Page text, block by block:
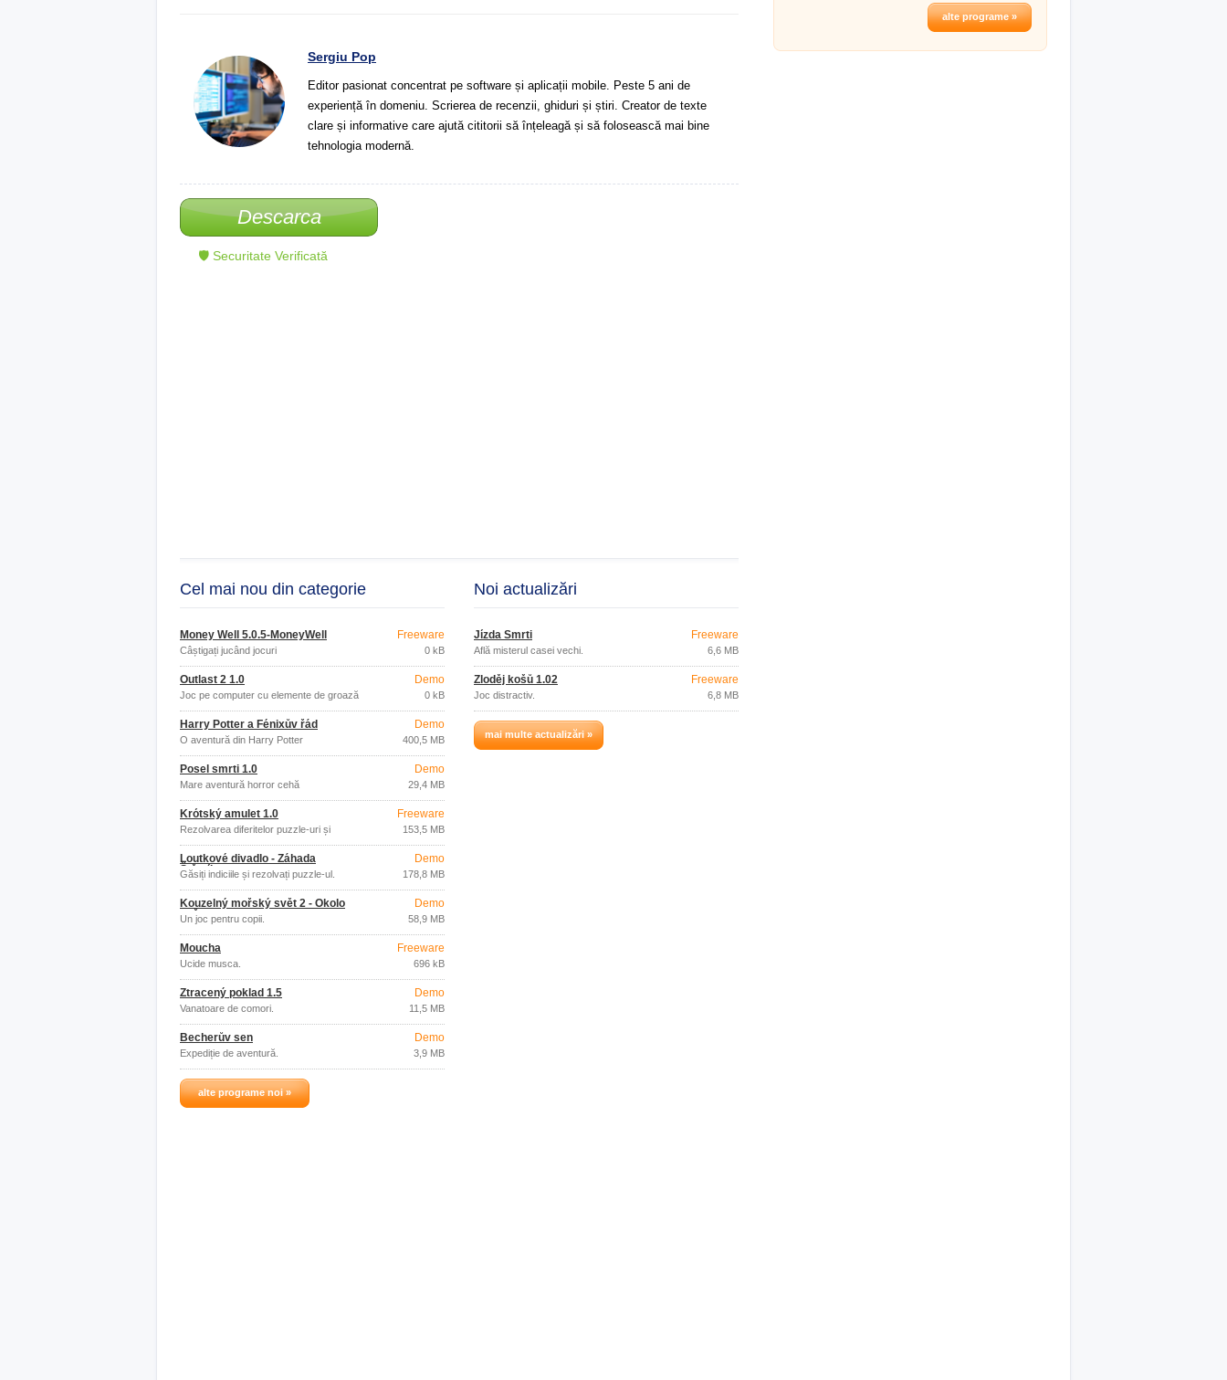
Sergiu Pop
Editor pasionat concentrat pe software și aplicații mobile. Peste 5 ani de
experiență în domeniu. Scrierea de recenzii, ghiduri și știri. Creator de texte
clare și informative care ajută cititorii să înțeleagă și să folosească mai bine
tehnologia modernă.
Descarca
🛡 Securitate Verificată
Cel mai nou din categorie
Money Well 5.0.5-MoneyWell
Câștigați jucând jocuri
Freeware
0 kB
Outlast 2 1.0
Joc pe computer cu elemente de groază
Demo
0 kB
Harry Potter a Fénixův řád
O aventură din Harry Potter
Demo
400,5 MB
Posel smrti 1.0
Mare aventură horror cehă
Demo
29,4 MB
Krótský amulet 1.0
Rezolvarea diferitelor puzzle-uri și
Freeware
153,5 MB
Loutkové divadlo - Záhada
Štěstíkova
Găsiți indiciile și rezolvați puzzle-ul.
Demo
178,8 MB
Kouzelný mořský svět 2 - Okolo
světa
Un joc pentru copii.
Demo
58,9 MB
Moucha
Ucide musca.
Freeware
696 kB
Ztracený poklad 1.5
Vanatoare de comori.
Demo
11,5 MB
Becherův sen
Expediție de aventură.
Demo
3,9 MB
alte programe noi »
Noi actualizări
Jízda Smrti
Află misterul casei vechi.
Freeware
6,6 MB
Zloděj košů 1.02
Joc distractiv.
Freeware
6,8 MB
mai multe actualizări »
alte programe »